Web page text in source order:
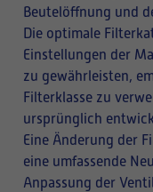
Beutelöffnung und
Die optimale
Einstellungen der
zu gewährleisten,
Filterklasse zu
ursprünglich
Eine Änderung der
eine umfassende
Anpassung der